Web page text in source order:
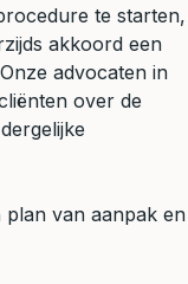
te starten,
akkoord een
advocaten in
over de
van aanpak en